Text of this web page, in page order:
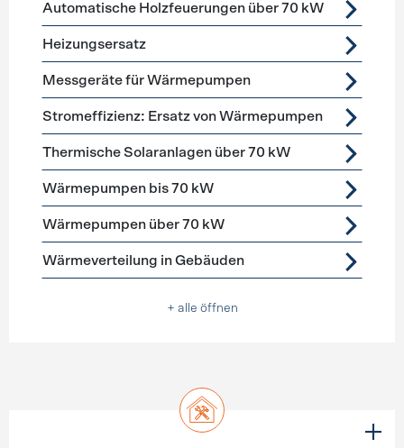
Automatische Holzfeuerungen über 70 kW
Heizungsersatz
Messgeräte für Wärmepumpen
Stromeffizienz: Ersatz von Wärmepumpen
Thermische Solaranlagen über 70 kW
Wärmepumpen bis 70 kW
Wärmepumpen über 70 kW
Wärmeverteilung in Gebäuden
+ alle öffnen